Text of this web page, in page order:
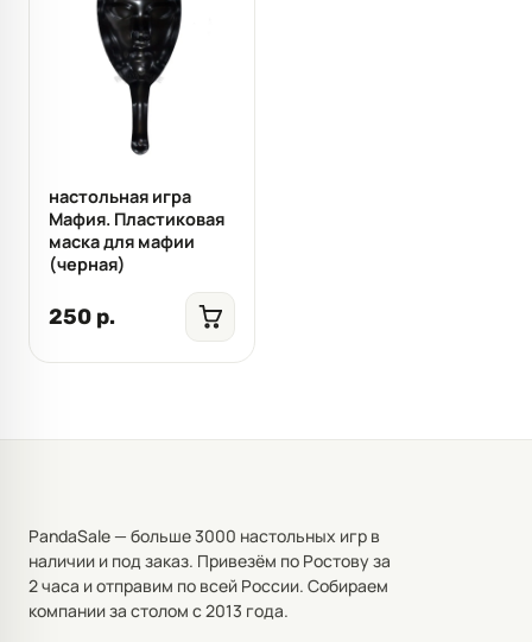
настольная игра
Мафия. Пластиковая
маска для мафии
(черная)
250 р.
PandaSale — больше 3000 настольных игр в
наличии и под заказ. Привезём по Ростову за
2 часа и отправим по всей России. Собираем
компании за столом с 2013 года.